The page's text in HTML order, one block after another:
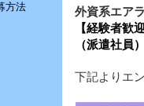
方法
外資系エア
【経験者歓
（派遣社員）
下記よりエ